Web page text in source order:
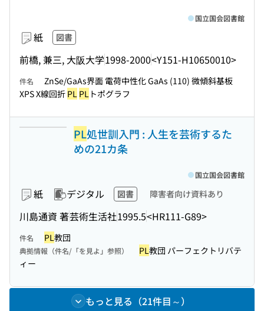
紙 図書
前橋, 兼三, 大阪大学1998-2000<Y151-H10650010>
国立国会図書館
件名
ZnSe/GaAs界面 電荷中性化 GaAs (110) 微傾斜基板
XPS X線回折 PL PL トポグラフ
PL処世訓入門 : 人生を芸術するた
めの21カ条
紙 デジタル 図書 障害者向け資料あり
川島通資 著芸術生活社1995.5<HR111-G89>
国立国会図書館
件名 PL教団
典拠情報（件名/「を見よ」参照） PL教団 パーフェクトリバテ
ィー
もっと見る（21件目～）